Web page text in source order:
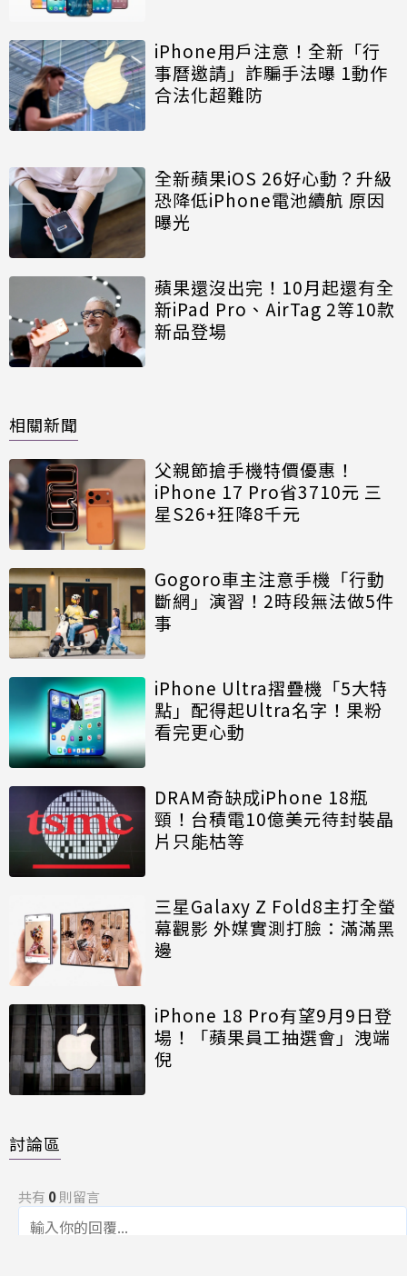
iPhone用戶注意！全新「行
事曆邀請」詐騙手法曝 1動作
合法化超難防
全新蘋果iOS 26好心動？升級
恐降低iPhone電池續航 原因
曝光
蘋果還沒出完！10月起還有全
新iPad Pro、AirTag 2等10款
新品登場
相關新聞
父親節搶手機特價優惠！
iPhone 17 Pro省3710元 三
星S26+狂降8千元
Gogoro車主注意手機「行動
斷網」演習！2時段無法做5件
事
iPhone Ultra摺疊機「5大特
點」配得起Ultra名字！果粉
看完更心動
DRAM奇缺成iPhone 18瓶
頸！台積電10億美元待封裝晶
片只能枯等
三星Galaxy Z Fold8主打全螢
幕觀影 外媒實測打臉：滿滿黑
邊
iPhone 18 Pro有望9月9日登
場！「蘋果員工抽選會」洩端
倪
討論區
共有 0則留言